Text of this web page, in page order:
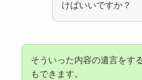
けばいいですか？
そういった内容の遺言をす
もできます。